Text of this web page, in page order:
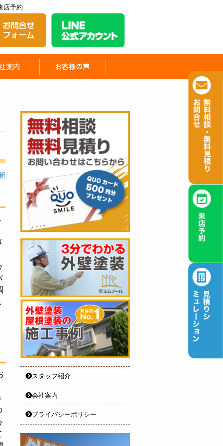
店予約
スタッフ紹介
会社案内
プライバシーポリシー